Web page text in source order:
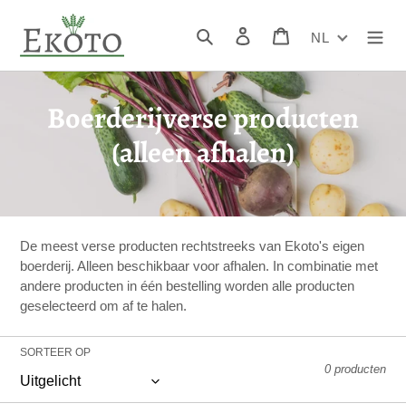
naar
inhoud
Zoeken Inloggen Winkelwagen
NL
p
d
u
c
t
g
r
Boerderijverse producten
(alleen afhalen)
De meest verse producten rechtstreeks van Ekoto's eigen
boerderij. Alleen beschikbaar voor afhalen. In combinatie met
andere producten in één bestelling worden alle producten
geselecteerd om af te halen.
SORTEER OP
0 producten